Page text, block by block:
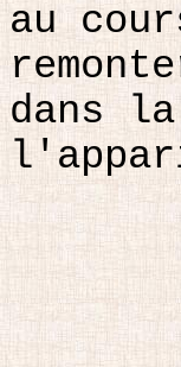
au
dans